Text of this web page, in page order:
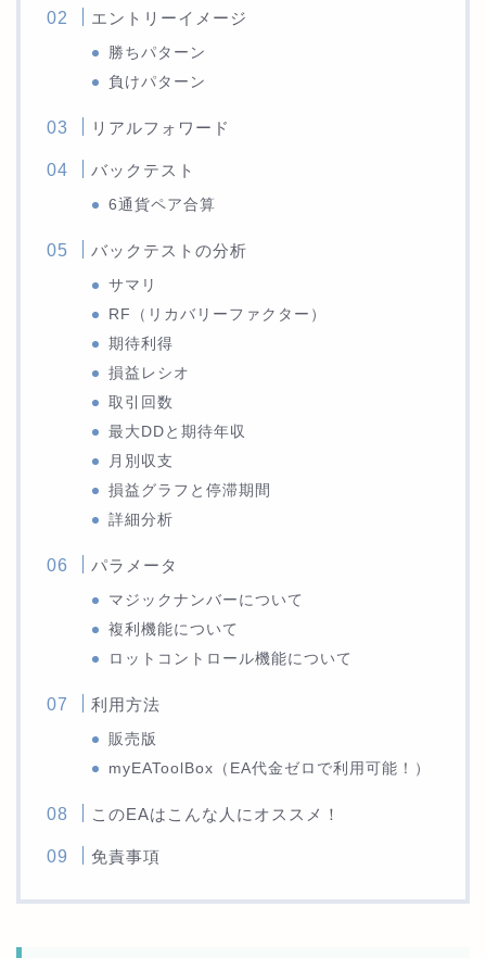
エントリーイメージ
勝ちパターン
負けパターン
リアルフォワード
バックテスト
6通貨ペア合算
バックテストの分析
サマリ
RF（リカバリーファクター）
期待利得
損益レシオ
取引回数
最大DDと期待年収
月別収支
損益グラフと停滞期間
詳細分析
パラメータ
マジックナンバーについて
複利機能について
ロットコントロール機能について
利用方法
販売版
myEAToolBox（EA代金ゼロで利用可能！）
このEAはこんな人にオススメ！
免責事項